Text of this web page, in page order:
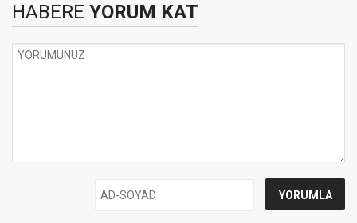
HABERE YORUM KAT